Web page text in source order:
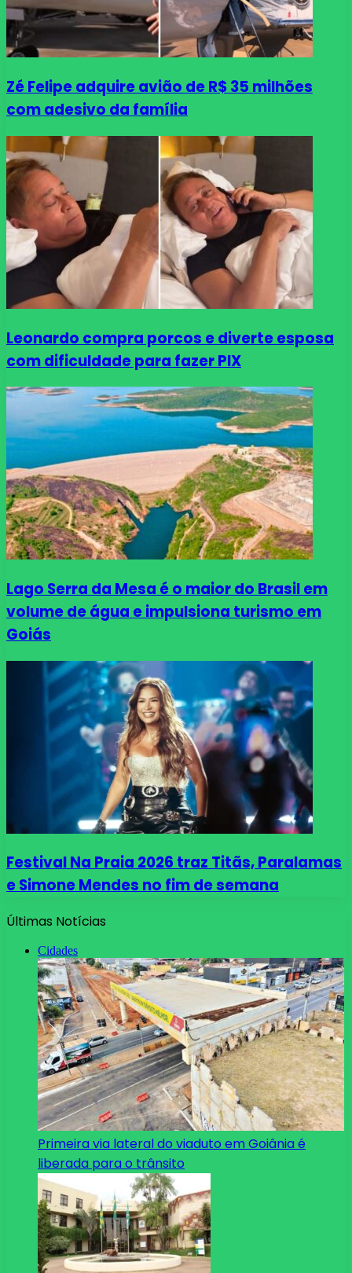
Zé Felipe adquire avião de R$ 35 milhões
com adesivo da família
Leonardo compra porcos e diverte esposa
com dificuldade para fazer PIX
Lago Serra da Mesa é o maior do Brasil em
volume de água e impulsiona turismo em
Goiás
Festival Na Praia 2026 traz Titãs, Paralamas
e Simone Mendes no fim de semana
Últimas Notícias
Cidades
Primeira via lateral do viaduto em Goiânia é
liberada para o trânsito